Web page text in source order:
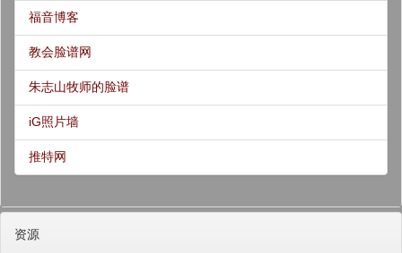
福音博客
教会脸谱网
朱志山牧师的脸谱
iG照片墙
推特网
资源